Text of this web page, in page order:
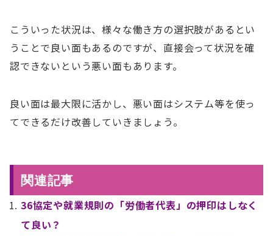
こういった状況は、様々な働き方の選択肢があるとい
うことで良い面もあるのですが、直接会って状況を確
認できないという悪い面もあります。
良い面は最大限に活かし、悪い面はシステム等を使っ
てできるだけ改善していきましょう。
関連記事
36協定や就業規則の「労働者代表」の押印はしなく
て良い？